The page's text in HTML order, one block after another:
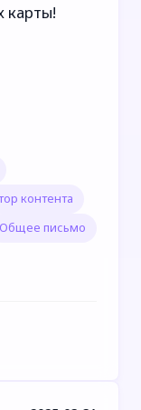
карты!
контента
Общее письмо